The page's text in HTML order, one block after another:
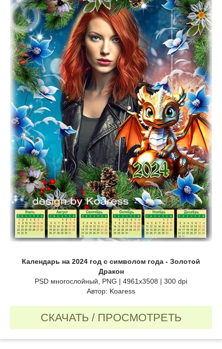
Календарь на 2024 год с символом года - Золотой
Дракон
PSD многослойный, PNG | 4961x3508 | 300 dpi
Автор: Koaress
СКАЧАТЬ / ПРОСМОТРЕТЬ